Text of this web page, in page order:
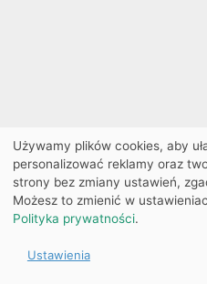
Używamy plików cookies, aby
personalizować reklamy oraz
strony bez zmiany ustawień,
Możesz to zmienić w
Polityka prywatności.
Ustawienia